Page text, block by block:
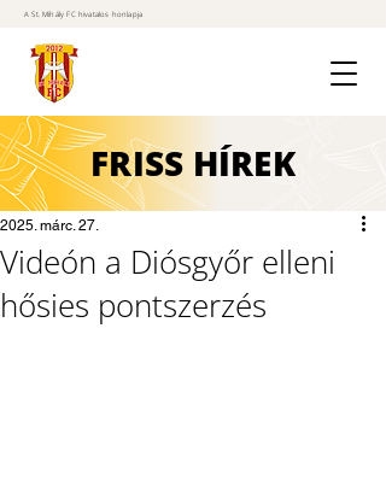
A St. Mihály FC hivatalos honlapja
FRISS HÍREK
Videón a Diósgyőr elleni
hősies pontszerzés
2025. márc. 27.